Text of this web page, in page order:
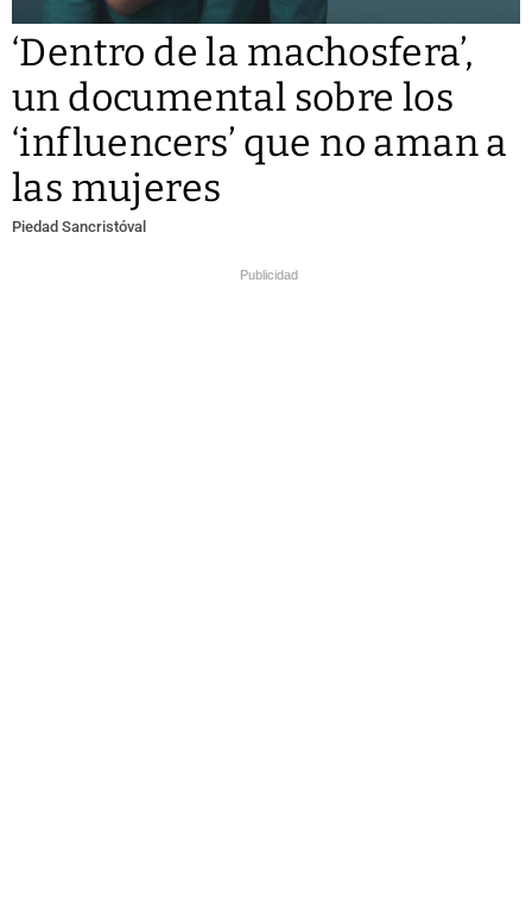
‘Dentro de la machosfera’,
un documental sobre los
‘influencers’ que no aman a
las mujeres
Piedad Sancristóval
Publicidad